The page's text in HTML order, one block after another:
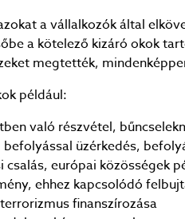
a vállalkozók által
a kötelező kizáró okok
megtették,
például:
való részvétel,
üzérkedés,
csalás, európai közösségek
ehhez kapcsolódó
finanszírozása